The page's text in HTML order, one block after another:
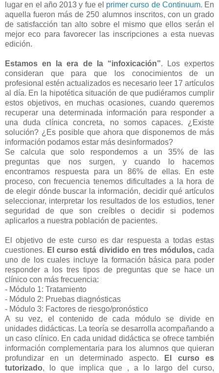
lugar en el año 2013 y fue el primer curso de Continuum. En
aquella fueron más de 250 alumnos inscritos, con un grado
de satisfacción tan alto sobre el mismo que ellos serán el
mejor eco para favorecer las inscripciones a esta nuevas
edición.
Estamos en la era de la “infoxicación”. Los expertos
consideran que para que los conocimientos de un
profesional estén actualizados es necesario leer 17 artículos
al día. En la hipotética situación de que pudiéramos cumplir
estos objetivos, en muchas ocasiones, cuando queremos
recuperar una determinada información para responder a
una duda clínica concreta, no somos capaces. ¿Existe
solución? ¿Es posible que ahora que disponemos de más
información podamos estar más desinformados?
Se calcula que solo respondemos a un 35% de las
preguntas que nos surgen, y cuando lo hacemos
encontramos respuesta para un 86% de ellas. En este
proceso, con frecuencia tenemos dificultades a la hora de
de elegir dónde buscar la información, decidir qué artículos
seleccionar, interpretar los resultados de los estudios, tener
seguridad de que son creíbles o decidir si podemos
aplicarlos a nuestra población de pacientes.
El objetivo de este curso es dar respuesta a todas estas
cuestiones. El curso está dividido en tres módulos,cada
uno de los cuales incluye la formación básica para poder
responder a los tres tipos de preguntas que se hace un
clínico con más frecuencia:
- Módulo 1: Tratamiento
- Módulo 2: Pruebas diagnósticas
- Módulo 3: Factores de riesgo/pronóstico
A su vez, el contenido de cada módulo se divide en
unidades didácticas. La teoría se desarrolla acompañando a
un caso clínico. En cada unidad didáctica se ofrece también
información complementaria para los alumnos que quieran
profundizar en un determinado aspecto.
El curso es
tutorizado, lo que implica que , a lo largo del curso,